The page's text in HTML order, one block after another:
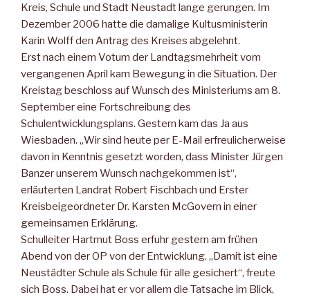
Kreis, Schule und Stadt Neustadt lange gerungen. Im
Dezember 2006 hatte die damalige Kultusministerin
Karin Wolff den Antrag des Kreises abgelehnt.
Erst nach einem Votum der Landtagsmehrheit vom
vergangenen April kam Bewegung in die Situation. Der
Kreistag beschloss auf Wunsch des Ministeriums am 8.
September eine Fortschreibung des
Schulentwicklungsplans. Gestern kam das Ja aus
Wiesbaden. „Wir sind heute per E-Mail erfreulicherweise
davon in Kenntnis gesetzt worden, dass Minister Jürgen
Banzer unserem Wunsch nachgekommen ist“,
erläuterten Landrat Robert Fischbach und Erster
Kreisbeigeordneter Dr. Karsten McGovern in einer
gemeinsamen Erklärung.
Schulleiter Hartmut Boss erfuhr gestern am frühen
Abend von der OP von der Entwicklung. „Damit ist eine
Neustädter Schule als Schule für alle gesichert“, freute
sich Boss. Dabei hat er vor allem die Tatsache im Blick,